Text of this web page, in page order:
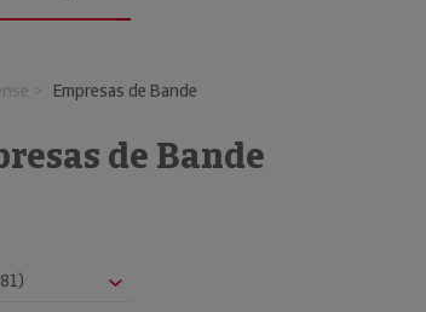
Empresas de Bande
de Bande